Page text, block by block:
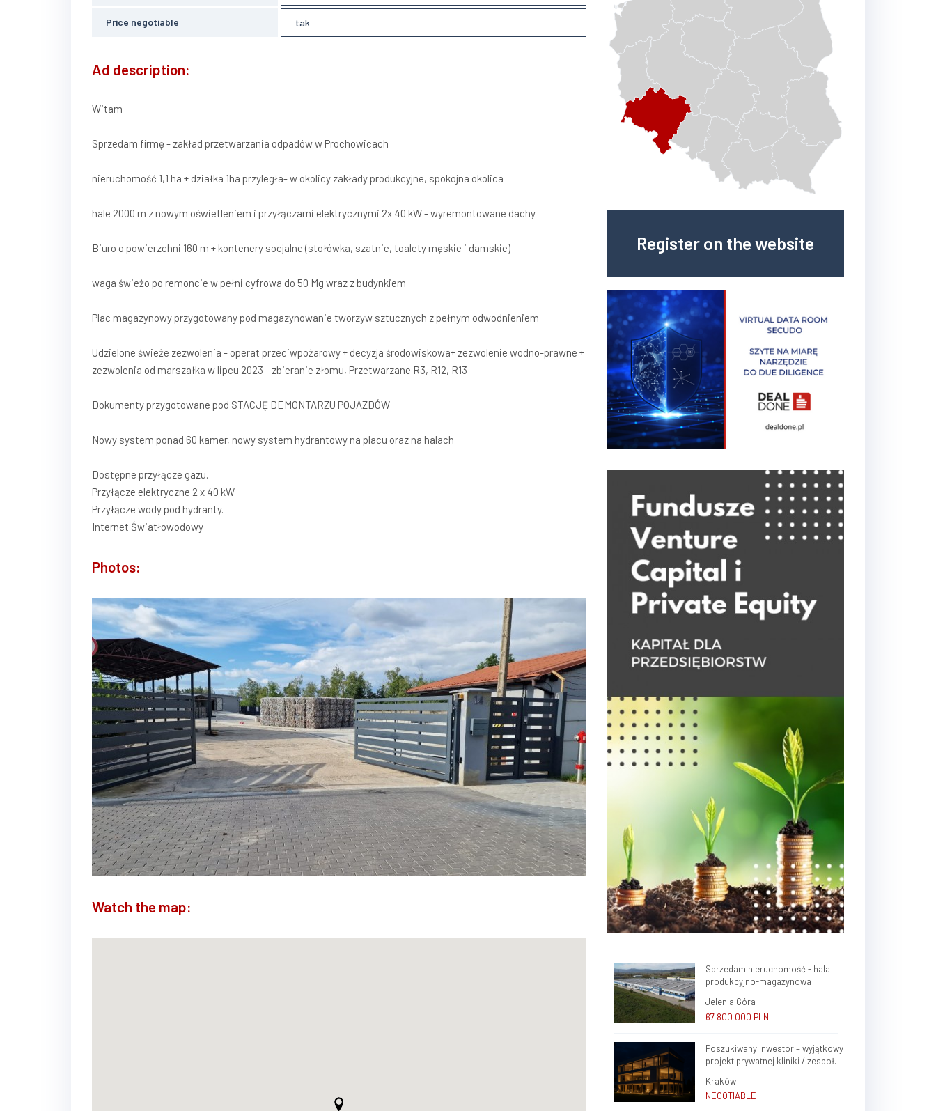
Price negotiable tak
Ad description:
Witam
Sprzedam firmę - zakład przetwarzania odpadów w Prochowicach
nieruchomość 1,1 ha + działka 1ha przyległa- w okolicy zakłady produkcyjne, spokojna okolica
hale 2000 m z nowym oświetleniem i przyłączami elektrycznymi 2x 40 kW - wyremontowane dachy
Biuro o powierzchni 160 m + kontenery socjalne (stołówka, szatnie, toalety męskie i damskie)
waga świeżo po remoncie w pełni cyfrowa do 50 Mg wraz z budynkiem
Plac magazynowy przygotowany pod magazynowanie tworzyw sztucznych z pełnym odwodnieniem
Udzielone świeże zezwolenia - operat przeciwpożarowy + decyzja środowiskowa+ zezwolenie wodno-prawne +
zezwolenia od marszałka w lipcu 2023 - zbieranie złomu, Przetwarzane R3, R12, R13
Dokumenty przygotowane pod STACJĘ DEMONTARZU POJAZDÓW
Nowy system ponad 60 kamer, nowy system hydrantowy na placu oraz na halach
Dostępne przyłącze gazu.
Przyłącze elektryczne 2 x 40 kW
Przyłącze wody pod hydranty.
Internet Światłowodowy
Photos:
Watch the map:
Register on the website
Sprzedam nieruchomość - hala
produkcyjno-magazynowa
Jelenia Góra
67 800 000 PLN
Poszukiwany inwestor – wyjątkowy
projekt prywatnej kliniki / zespołu
Krakowa (Krowodrza)
Kraków
NEGOTIABLE